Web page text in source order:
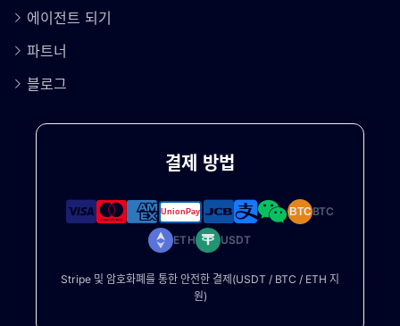
에이전트 되기
파트너
블로그
결제 방법
BTCBTC
ETH USDT
Stripe 및 암호화폐를 통한 안전한 결제(USDT / BTC / ETH 지
원)